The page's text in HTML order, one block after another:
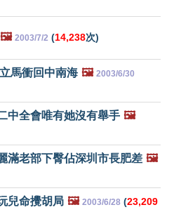
🖼️ 2003/7/2 (14,238次)
馬衝回中南海 🖼️ 2003/6/30
中全會唯有她沒有舉手 🖼️
滿老部下臀佔深圳市長肥差 🖼️
兒命攪胡局 🖼️ 2003/6/28 (23,209